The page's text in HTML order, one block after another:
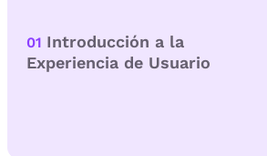
01 Introducción a la
Experiencia de Usuario